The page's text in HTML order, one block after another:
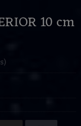
10 cm